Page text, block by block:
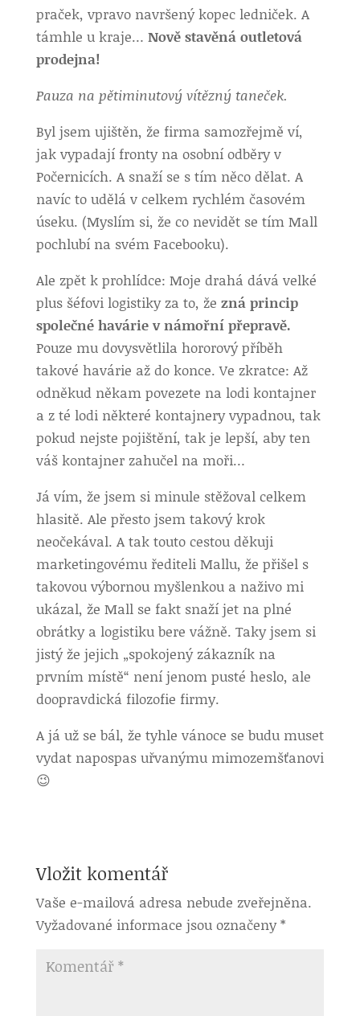
praček, vpravo navršený kopec ledniček. A
támhle u kraje… Nově stavěná outletová
prodejna!
Pauza na pětiminutový vítězný taneček.
Byl jsem ujištěn, že firma samozřejmě ví,
jak vypadají fronty na osobní odběry v
Počernicích. A snaží se s tím něco dělat. A
navíc to udělá v celkem rychlém časovém
úseku. (Myslím si, že co nevidět se tím Mall
pochlubí na svém Facebooku).
Ale zpět k prohlídce: Moje drahá dává velké
plus šéfovi logistiky za to, že zná princip
společné havárie v námořní přepravě.
Pouze mu dovysvětlila hororový příběh
takové havárie až do konce. Ve zkratce: Až
odněkud někam povezete na lodi kontajner
a z té lodi některé kontajnery vypadnou, tak
pokud nejste pojištění, tak je lepší, aby ten
váš kontajner zahučel na moři…
Já vím, že jsem si minule stěžoval celkem
hlasitě. Ale přesto jsem takový krok
neočekával. A tak touto cestou děkuji
marketingovému řediteli Mallu, že přišel s
takovou výbornou myšlenkou a naživo mi
ukázal, že Mall se fakt snaží jet na plné
obrátky a logistiku bere vážně. Taky jsem si
jistý že jejich „spokojený zákazník na
prvním místě“ není jenom pusté heslo, ale
doopravdická filozofie firmy.
A já už se bál, že tyhle vánoce se budu muset
vydat napospas uřvanýmu mimozemšťanovi
😉
Vložit komentář
Vaše e-mailová adresa nebude zveřejněna.
Vyžadované informace jsou označeny*